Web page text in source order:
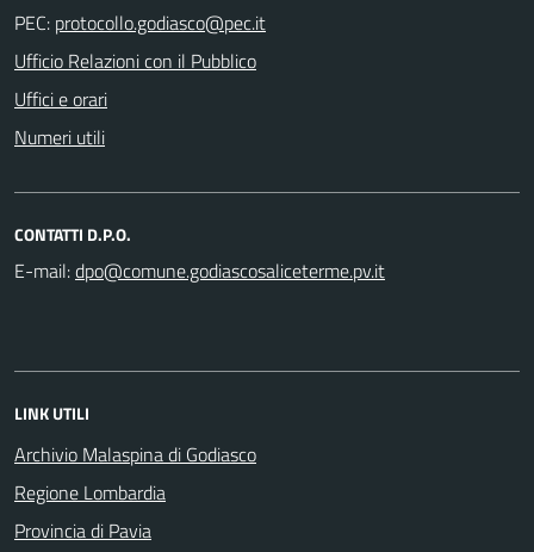
PEC:
Ufficio Relazioni con il Pubblico
Uffici e orari
Numeri utili
CONTATTI D.P.O.
E-mail:
LINK UTILI
Archivio Malaspina di Godiasco
Regione Lombardia
Provincia di Pavia